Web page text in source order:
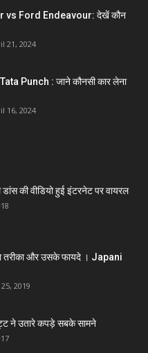
vs Ford Endeavour: देखें कौन
21, 2024
Punch : जाने कौनसी कार लेना
16, 2024
डांस की वीडियो हुई इंटरनेट पर वायरल
तरीका और उसके फायदे । Japani
2019
ने उतारे कपड़े सबके सामने